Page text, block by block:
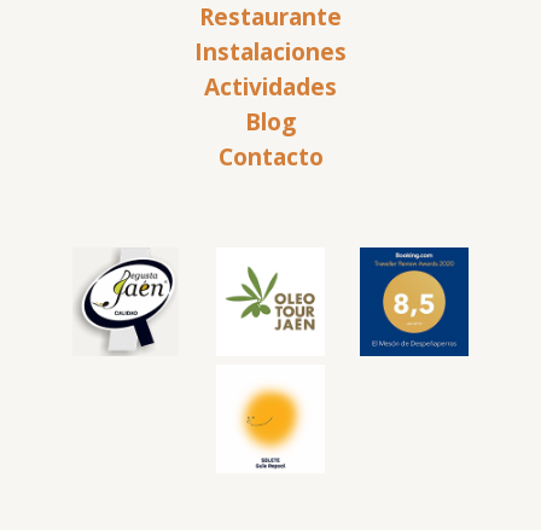
Restaurante
Instalaciones
Actividades
Blog
Contacto